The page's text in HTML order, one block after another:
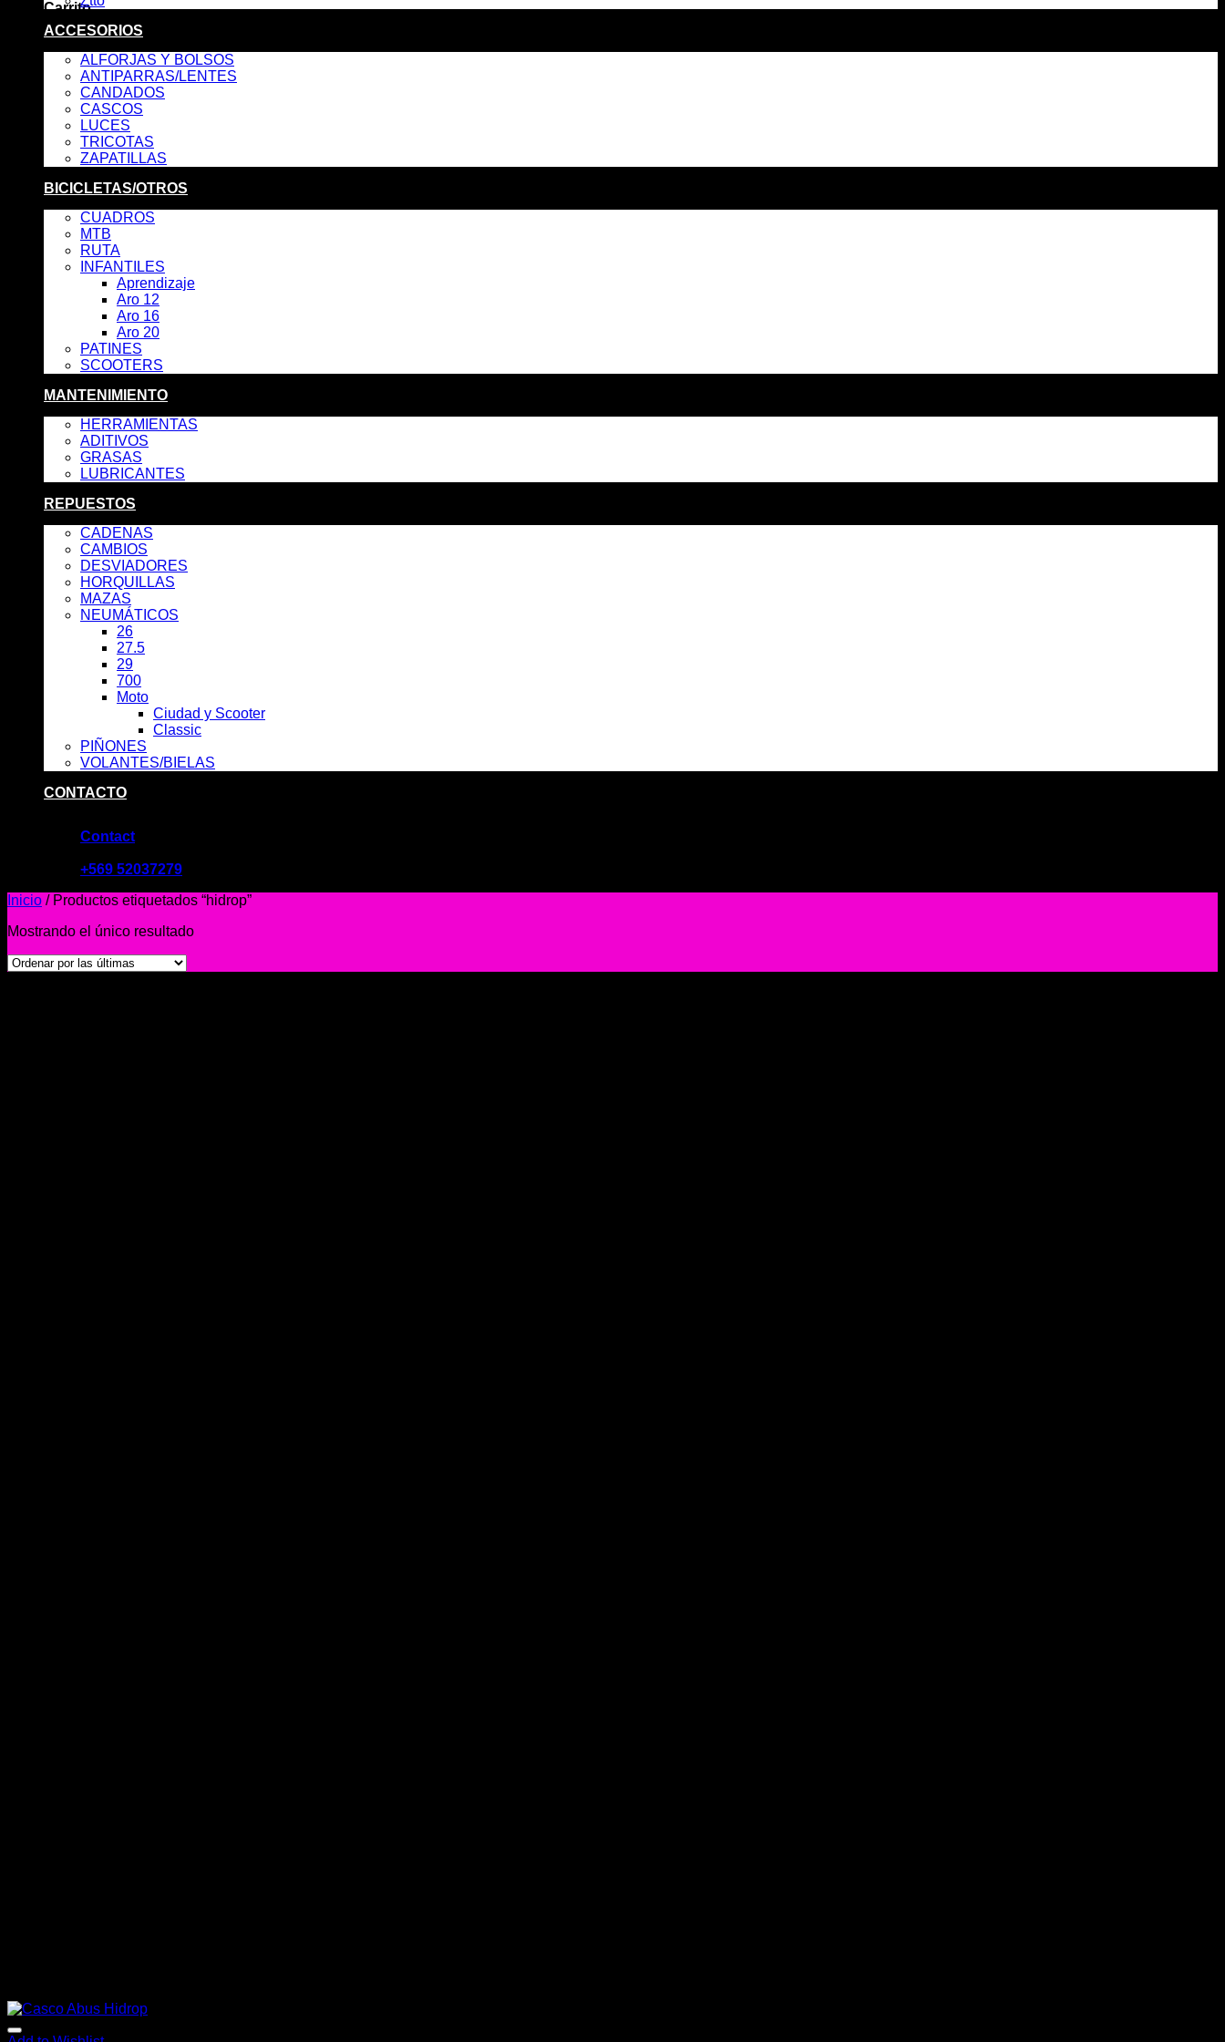
Carrito
ACCESORIOS
ALFORJAS Y BOLSOS
ANTIPARRAS/LENTES
CANDADOS
CASCOS
LUCES
TRICOTAS
ZAPATILLAS
BICICLETAS/OTROS
CUADROS
MTB
RUTA
INFANTILES
Aprendizaje
Aro 12
Aro 16
Aro 20
PATINES
SCOOTERS
MANTENIMIENTO
HERRAMIENTAS
ADITIVOS
GRASAS
LUBRICANTES
REPUESTOS
CADENAS
CAMBIOS
DESVIADORES
HORQUILLAS
MAZAS
NEUMÁTICOS
26
27.5
29
700
Moto
Ciudad y Scooter
Classic
PIÑONES
VOLANTES/BIELAS
CONTACTO
Contact
+569 52037279
Inicio /Productos etiquetados “hidrop”
Mostrando el único resultado